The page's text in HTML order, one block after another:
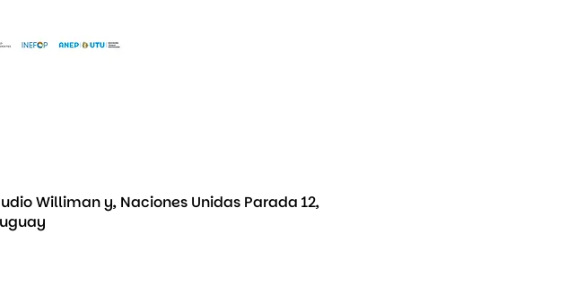
Williman y, Naciones Unidas Parada 12,